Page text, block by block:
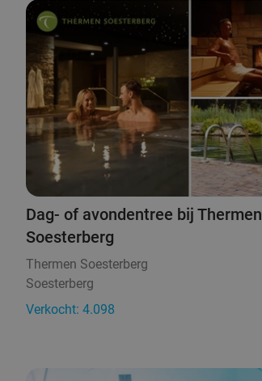
Dag- of avondentree bij Thermen
Soesterberg
Thermen Soesterberg
Soesterberg
Verkocht: 4.098